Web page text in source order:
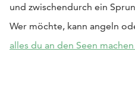
und zwischendurch ein
Wer möchte, kann angeln
alles du an den Seen